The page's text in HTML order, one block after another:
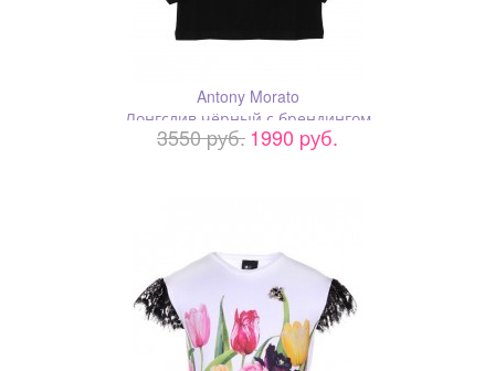
Antony Morato
Лонгслив чёрный с брендингом
3550 pуб.1990 pуб.